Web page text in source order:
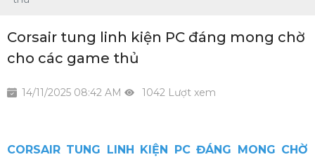
Corsair tung linh kiện PC đáng mong chờ
cho các game thủ
14/11/2025 08:42 AM 1042 Lượt xem
CORSAIR TUNG LINH KIỆN PC ĐÁNG MONG CHỜ